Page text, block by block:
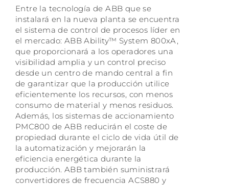
Entre la tecnología de ABB que se
instalará en la nueva planta se encuentra
el sistema de control de procesos líder en
el mercado: ABB Ability™ System 800xA,
que proporcionará a los operadores una
visibilidad amplia y un control preciso
desde un centro de mando central a fin
de garantizar que la producción utilice
eficientemente los recursos, con menos
consumo de material y menos residuos.
Además, los sistemas de accionamiento
PMC800 de ABB reducirán el coste de
propiedad durante el ciclo de vida útil de
la automatización y mejorarán la
eficiencia energética durante la
producción. ABB también suministrará
convertidores de frecuencia ACS880 y